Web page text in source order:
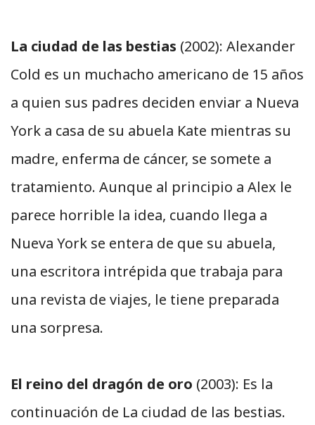
La ciudad de las bestias (2002): Alexander
Cold es un muchacho americano de 15 años
a quien sus padres deciden enviar a Nueva
York a casa de su abuela Kate mientras su
madre, enferma de cáncer, se somete a
tratamiento. Aunque al principio a Alex le
parece horrible la idea, cuando llega a
Nueva York se entera de que su abuela,
una escritora intrépida que trabaja para
una revista de viajes, le tiene preparada
una sorpresa.
El reino del dragón de oro (2003): Es la
continuación de La ciudad de las bestias.